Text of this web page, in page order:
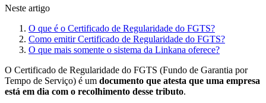
Neste artigo
O que é o Certificado de Regularidade do FGTS?
Como emitir Certificado de Regularidade do FGTS?
O que mais somente o sistema da Linkana oferece?
O Certificado de Regularidade do FGTS (Fundo de Garantia por
Tempo de Serviço) é um documento que atesta que uma empresa
está em dia com o recolhimento desse tributo.